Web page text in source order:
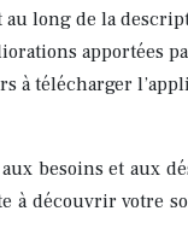
long de la
apportées
télécharger
besoins et
découvrir votre